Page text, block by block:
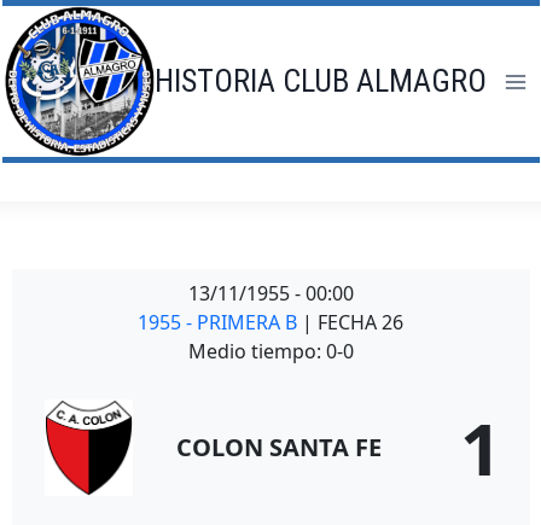
Saltar
al
contenido
HISTORIA CLUB ALMAGRO
13/11/1955 - 00:00
1955 - PRIMERA B | FECHA 26
Medio tiempo: 0-0
COLON SANTA FE 1